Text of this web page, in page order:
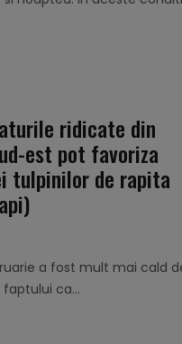
ridicate din
est pot favoriza
tulpinilor de rapita
a fost mult mai cald
ca...